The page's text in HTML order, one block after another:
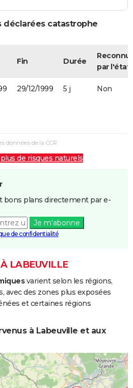
déclarées catastrophe
Fin Durée
par l'état
29/12/1999 5 j Non
données de la CCR
de risques naturels
bons plans directement par e-
Je m'abonne
de confidentialité
LABEUVILLE
varient selon les régions,
avec des zones plus exposées
et certaines régions
à Labeuville et aux